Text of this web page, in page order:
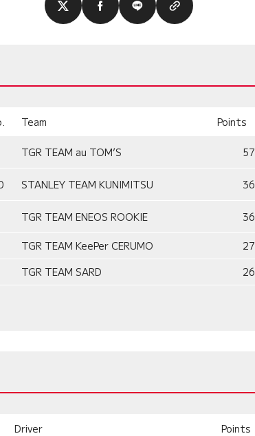
Team Points
TGR TEAM au TOM’S 57
STANLEY TEAM KUNIMITSU 36
TGR TEAM ENEOS ROOKIE 36
TGR TEAM KeePer CERUMO
27
TGR TEAM SARD 26
Driver Points